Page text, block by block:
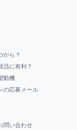
から？
活に有利？
動機
の応募メール
問い合わせ